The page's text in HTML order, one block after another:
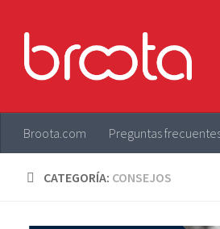
Broota.com Preguntas
CATEGORÍA: CONSEJOS